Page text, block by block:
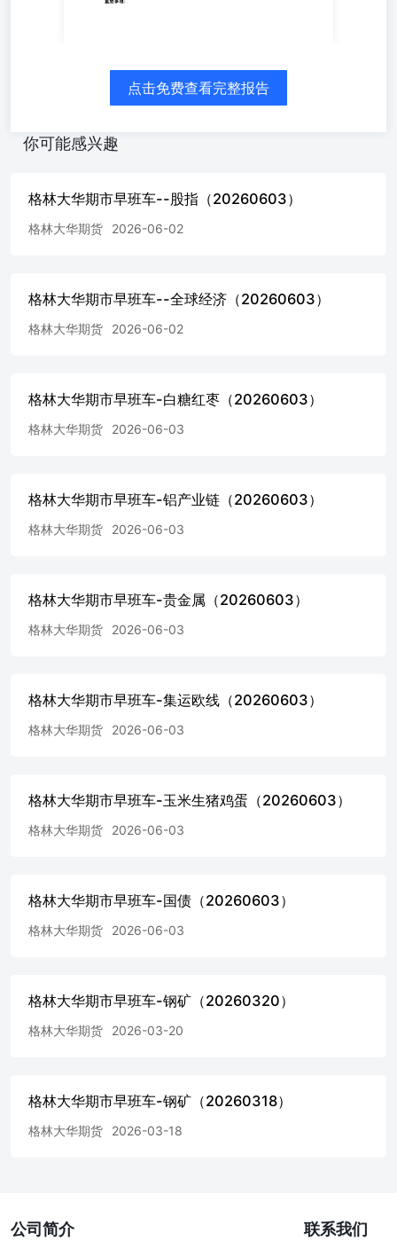
比下降5.5万吨，库存小幅回落。目前库存水平仍略高于二
继续持有。 本报告中的信息均源于公开资料，格林大华期
货研究院对信息的准确性及完备性不作任何保证，也不保证
的客观、公正，但文中的观点、结论和建议仅供参考，报告
中的信息和意见并不构成所述期货合约的买卖出价和征价，
大华期货有限公司不承担因根据本报告操作而导致的损失，
大华期货研究院所有，未经书面许可，任何机构和个人不得
点击免费查看完整报告
你可能感兴趣
格林大华期市早班车--股指（20260603）
格林大华期货 2026-06-02
格林大华期市早班车--全球经济（20260603）
格林大华期货 2026-06-02
格林大华期市早班车-白糖红枣（20260603）
格林大华期货 2026-06-03
格林大华期市早班车-铝产业链（20260603）
格林大华期货 2026-06-03
格林大华期市早班车-贵金属（20260603）
格林大华期货 2026-06-03
格林大华期市早班车-集运欧线（20260603）
格林大华期货 2026-06-03
格林大华期市早班车-玉米生猪鸡蛋（20260603）
格林大华期货 2026-06-03
格林大华期市早班车-国债（20260603）
格林大华期货 2026-06-03
格林大华期市早班车-钢矿（20260320）
格林大华期货 2026-03-20
格林大华期市早班车-钢矿（20260318）
格林大华期货 2026-03-18
公司简介 联系我们